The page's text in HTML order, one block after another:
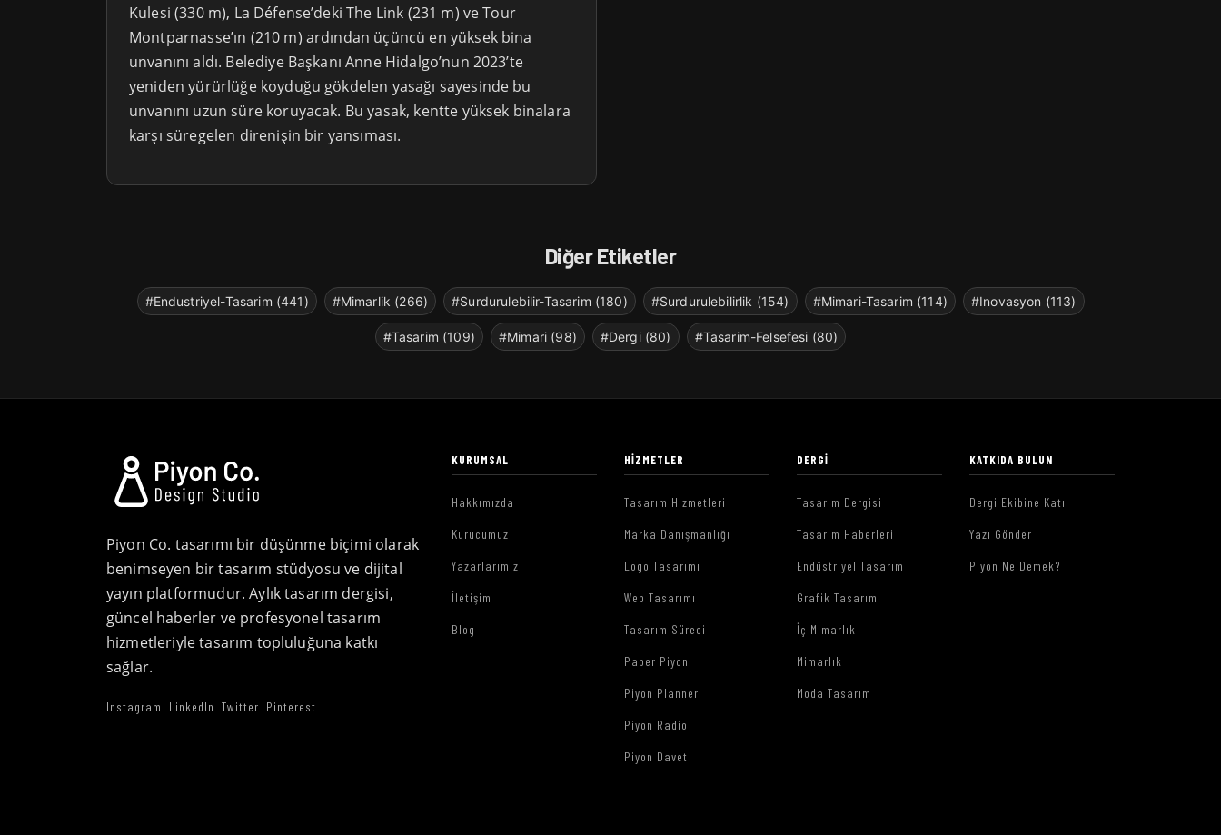
Kulesi (330 m), La Défense’deki The Link (231 m) ve Tour
Montparnasse’ın (210 m) ardından üçüncü en yüksek bina
unvanını aldı. Belediye Başkanı Anne Hidalgo’nun 2023’te
yeniden yürürlüğe koyduğu gökdelen yasağı sayesinde bu
unvanını uzun süre koruyacak. Bu yasak, kentte yüksek binalara
karşı süregelen direnişin bir yansıması.
Diğer Etiketler
#Endustriyel-Tasarim (441) #Mimarlik (266) #Surdurulebilir-Tasarim (180) #Surdurulebilirlik (154) #Mimari-Tasarim (114) #Inovasyon (113)
#Tasarim (109) #Mimari (98) #Dergi (80) #Tasarim-Felsefesi (80)
Piyon Co. tasarımı bir düşünme biçimi olarak
benimseyen bir tasarım stüdyosu ve dijital
yayın platformudur. Aylık tasarım dergisi,
güncel haberler ve profesyonel tasarım
hizmetleriyle tasarım topluluğuna katkı
sağlar.
Instagram LinkedIn Twitter Pinterest
KURUMSAL
Hakkımızda
Kurucumuz
Yazarlarımız
İletişim
Blog
HIZMETLER
Tasarım Hizmetleri
Marka Danışmanlığı
Logo Tasarımı
Web Tasarımı
Tasarım Süreci
Paper Piyon
Piyon Planner
Piyon Radio
Piyon Davet
DERGI
Tasarım Dergisi
Tasarım Haberleri
Endüstriyel Tasarım
Grafik Tasarım
İç Mimarlık
Mimarlık
Moda Tasarım
KATKIDA BULUN
Dergi Ekibine Katıl
Yazı Gönder
Piyon Ne Demek?